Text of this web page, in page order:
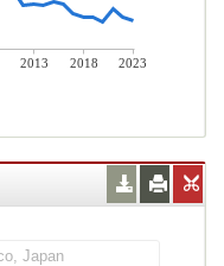
2013 2018
2023